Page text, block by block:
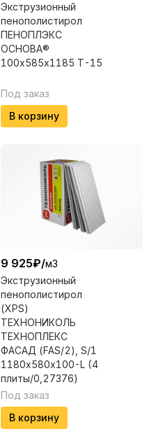
Экструзионный
пенополистирол
ПЕНОПЛЭКС
ОСНОВА®
100х585х1185 Т-15
Под заказ
В корзину
9 925₽/м3
Экструзионный
пенополистирол
(XPS)
ТЕХНОНИКОЛЬ
ТЕХНОПЛЕКС
ФАСАД (FAS/2), S/1
1180х580х100-L (4
плиты/0,27376)
Под заказ
В корзину